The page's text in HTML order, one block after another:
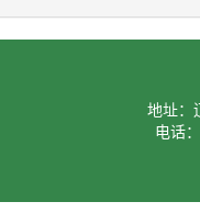
地址：
电话